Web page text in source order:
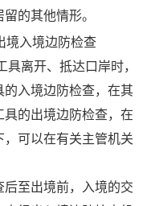
的其他情形。
境入境边防检查
离开、抵达口岸时，
入境边防检查，在其
的出境边防检查，在
可以在有关主管机关
至出境前，入境的交